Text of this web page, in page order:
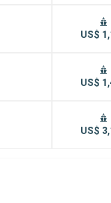
US$
US$
US$